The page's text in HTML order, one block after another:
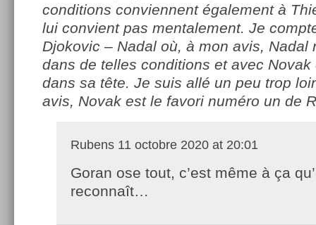
conditions conviennent également à
lui convient pas mentalement. Je
Djokovic – Nadal où, à mon avis, Nadal
dans de telles conditions et avec
dans sa tête. Je suis allé un peu trop
avis, Novak est le favori numéro un de
Rubens 11 octobre 2020 at 20:01
Goran ose tout, c’est même à ça
reconnaît…